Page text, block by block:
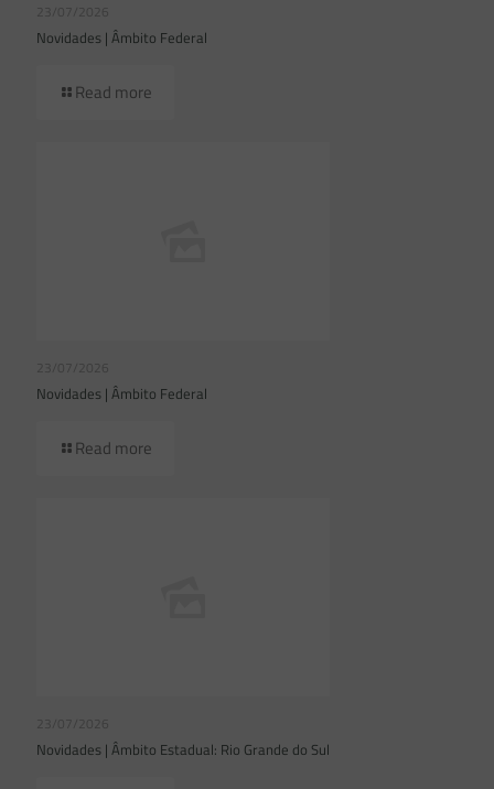
23/07/2026
Novidades | Âmbito Federal
Read more
23/07/2026
Novidades | Âmbito Federal
Read more
23/07/2026
Novidades | Âmbito Estadual: Rio Grande do Sul